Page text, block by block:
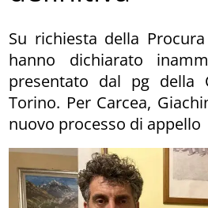
Su richiesta della
hanno dichiarato
presentato dal pg della
Torino. Per Carcea,
nuovo processo di appello